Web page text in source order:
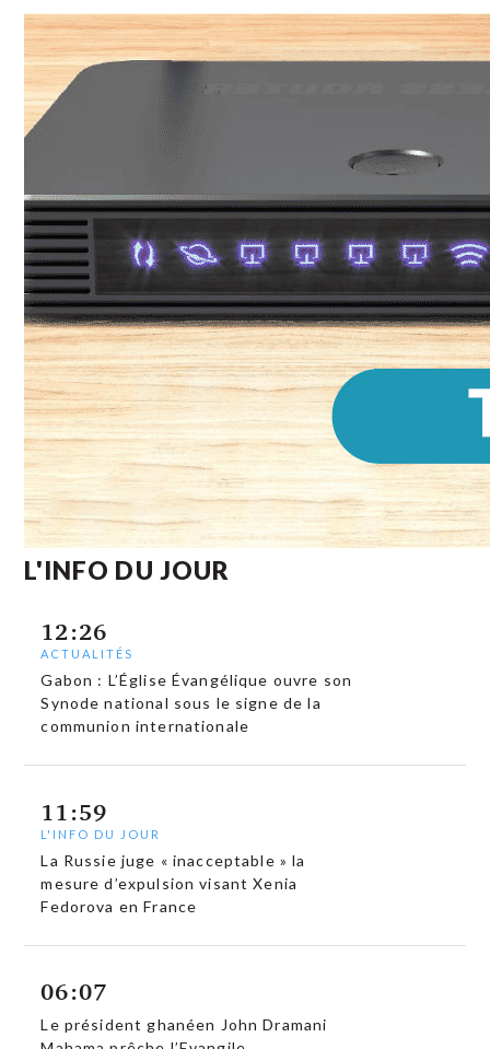
L'INFO DU JOUR
12:26
ACTUALITÉS
Gabon : L’Église Évangélique ouvre son
Synode national sous le signe de la
communion internationale
11:59
L'INFO DU JOUR
La Russie juge « inacceptable » la
mesure d’expulsion visant Xenia
Fedorova en France
06:07
Le président ghanéen John Dramani